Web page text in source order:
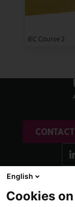
IEC Course 2
English
Cookies